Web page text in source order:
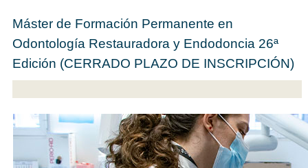
Máster de Formación Permanente en
Odontología Restauradora y Endodoncia 26ª
Edición (CERRADO PLAZO DE INSCRIPCIÓN)